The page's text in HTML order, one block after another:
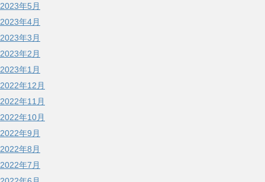
2023年5月
2023年4月
2023年3月
2023年2月
2023年1月
2022年12月
2022年11月
2022年10月
2022年9月
2022年8月
2022年7月